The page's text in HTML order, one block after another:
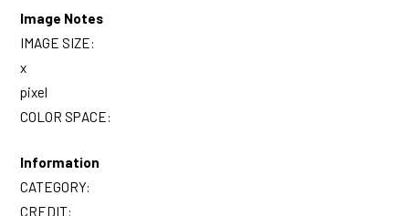
Image Notes
IMAGE SIZE:
x
pixel
COLOR SPACE:
Information
CATEGORY:
CREDIT: